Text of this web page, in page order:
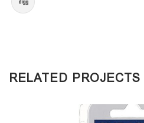
RELATED PROJECTS